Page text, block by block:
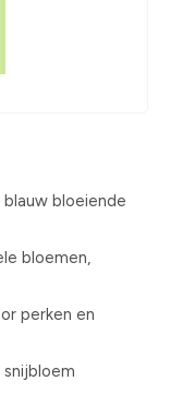
blauw bloeiende
bloemen,
perken en